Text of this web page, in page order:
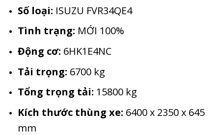
Số loại: ISUZU FVR34QE4
Tình trạng: MỚI 100%
Động cơ: 6HK1E4NC
Tải trọng: 6700 kg
Tổng trọng tải: 15800 kg
Kích thước thùng xe: 6400 x 2350 x 645
mm